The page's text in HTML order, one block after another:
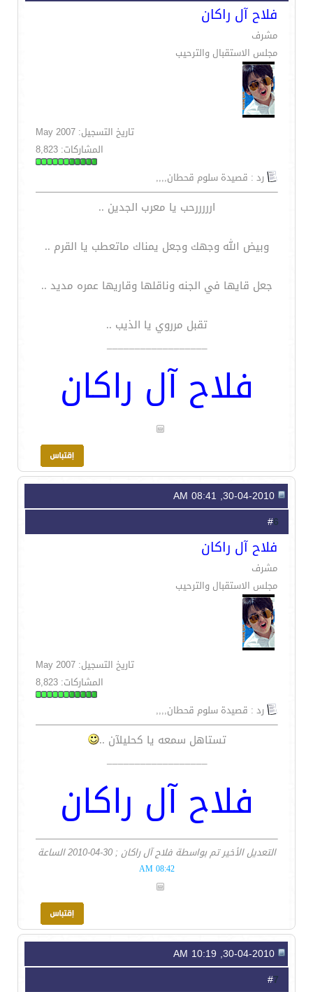
فلاح آل راكان
مشرف
مجلس الاستقبال والترحيب
تاريخ التسجيل: May 2007
المشاركات: 8,823
رد : قصيدة سلوم قحطان,,,,
ارررررحب يا معرب الجدين ..
وبيض الله وجهك وجعل يمناك ماتعطب يا القرم ..
جعل قايها في الجنه وناقلها وقاريها عمره مديد ..
تقبل مرروي يا الذيب ..
__________________
فلاح آل راكان
6
فلاح آل راكان
مشرف
مجلس الاستقبال والترحيب
تاريخ التسجيل: May 2007
المشاركات: 8,823
رد : قصيدة سلوم قحطان,,,,
تستاهل سمعه يا كحليلآن ..
__________________
فلاح آل راكان
التعديل الأخير تم بواسطة فلاح آل راكان ; 30-04-2010 الساعة
08:42 AM
7